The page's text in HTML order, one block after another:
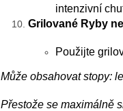
intenzivní
Grilované Ryby
Použijte
Může obsahovat stopy:
Přestože se maximálně